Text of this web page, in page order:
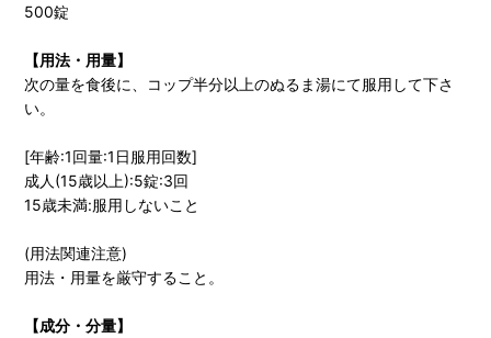
500錠
【用法・用量】
次の量を食後に、コップ半分以上のぬるま湯にて服用して下さ
い。
[年齢:1回量:1日服用回数]
成人(15歳以上):5錠:3回
15歳未満:服用しないこと
(用法関連注意)
用法・用量を厳守すること。
【成分・分量】